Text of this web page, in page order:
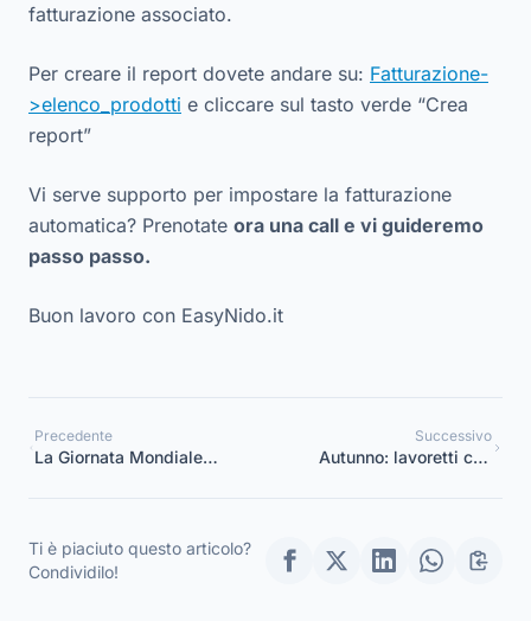
fatturazione associato.
Per creare il report dovete andare su: Fatturazione-
>elenco_prodotti e cliccare sul tasto verde “Crea
report”
Vi serve supporto per impostare la fatturazione
automatica? Prenotate ora una call e vi guideremo
passo passo.
Buon lavoro con EasyNido.it
Precedente
La Giornata Mondiale
dell’infanzia
Successivo
Autunno: lavoretti con
Ti è piaciuto questo articolo?
Condividilo!